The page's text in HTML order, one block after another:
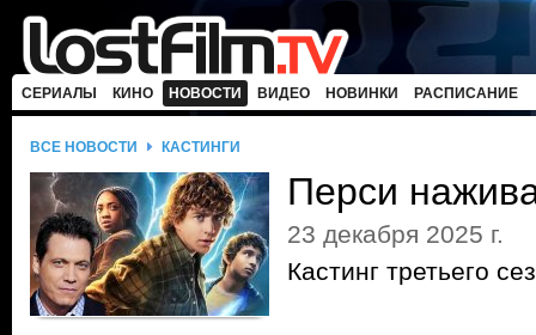
СЕРИАЛЫ КИНО НОВОСТИ ВИДЕО НОВИНКИ РАСПИСАНИЕ
ВСЕ НОВОСТИ КАСТИНГИ
Перси
23 декабря 2025 г.
Кастинг третьего